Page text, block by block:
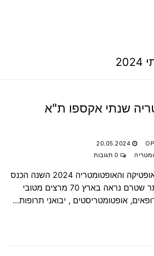
שנתי אקספו ת"א
20.05.2024
כנס אקדמי עולם האופטיקה והאופטומטריה 2024 השנה הכנס
הגיע לרף גבוה ביותר שטרם נראה בארץ 70 מרצים מטובי
אופטומטריסטים , יבואני תרופות…